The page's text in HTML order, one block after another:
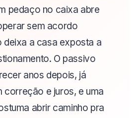
pedaço no caixa abre
sem acordo
deixa a casa exposta a
O passivo
anos depois, já
correção e juros, e uma
abrir caminho pra